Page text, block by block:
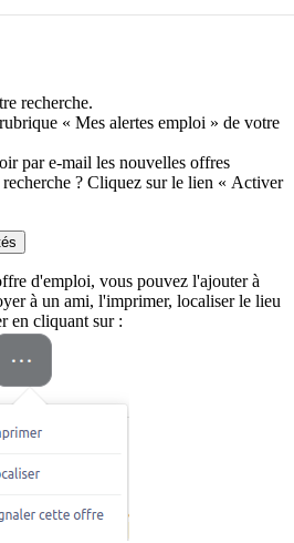
recherche.
« Mes alertes emploi » de votre
par e-mail les nouvelles offres
? Cliquez sur le lien « Activer
d'emploi, vous pouvez l'ajouter à
à un ami, l'imprimer, localiser le lieu
en cliquant sur :